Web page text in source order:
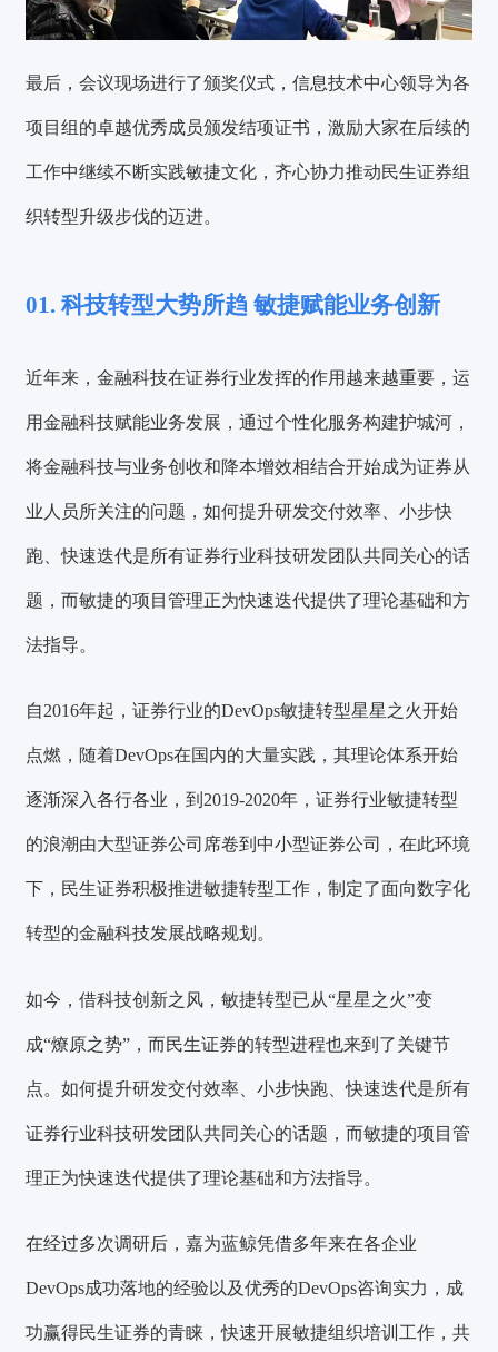
最后，会议现场进行了颁奖仪式，信息技术中心领导为各
项目组的卓越优秀成员颁发结项证书，激励大家在后续的
工作中继续不断实践敏捷文化，齐心协力推动民生证券组
织转型升级步伐的迈进。
01. 科技转型大势所趋 敏捷赋能业务创新
近年来，金融科技在证券行业发挥的作用越来越重要，运
用金融科技赋能业务发展，通过个性化服务构建护城河，
将金融科技与业务创收和降本增效相结合开始成为证券从
业人员所关注的问题，如何提升研发交付效率、小步快
跑、快速迭代是所有证券行业科技研发团队共同关心的话
题，而敏捷的项目管理正为快速迭代提供了理论基础和方
法指导。
自2016年起，证券行业的DevOps敏捷转型星星之火开始
点燃，随着DevOps在国内的大量实践，其理论体系开始
逐渐深入各行各业，到2019-2020年，证券行业敏捷转型
的浪潮由大型证券公司席卷到中小型证券公司，在此环境
下，民生证券积极推进敏捷转型工作，制定了面向数字化
转型的金融科技发展战略规划。
如今，借科技创新之风，敏捷转型已从“星星之火”变
成“燎原之势”，而民生证券的转型进程也来到了关键节
点。如何提升研发交付效率、小步快跑、快速迭代是所有
证券行业科技研发团队共同关心的话题，而敏捷的项目管
理正为快速迭代提供了理论基础和方法指导。
在经过多次调研后，嘉为蓝鲸凭借多年来在各企业
DevOps成功落地的经验以及优秀的DevOps咨询实力，成
功赢得民生证券的青睐，快速开展敏捷组织培训工作，共